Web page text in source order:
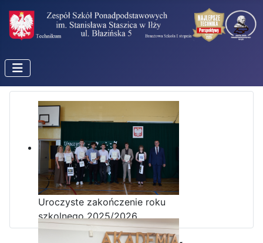
Uroczyste zakończenie roku
szkolnego 2025/2026